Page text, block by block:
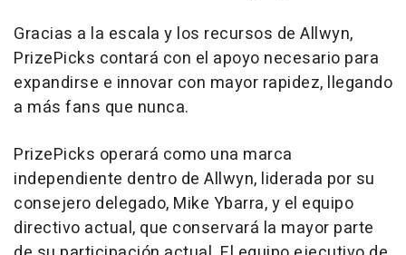
Gracias a la escala y los recursos de Allwyn,
PrizePicks contará con el apoyo necesario para
expandirse e innovar con mayor rapidez, llegando
a más fans que nunca.
PrizePicks operará como una marca
independiente dentro de Allwyn, liderada por su
consejero delegado, Mike Ybarra, y el equipo
directivo actual, que conservará la mayor parte